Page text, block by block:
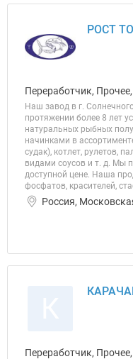
РОСТ
Переработчик,
Наш завод в г.
протяжении более 8 лет
натуральных рыбных
начинками в
судак), котлет, рулетов,
видами соусов и т. д. Мы
доступной цене. Наша
фосфатов, красителей,
Россия,
Переработчик,